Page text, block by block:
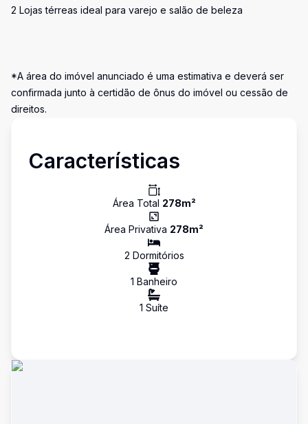
2 Lojas térreas ideal para varejo e salão de beleza
*A área do imóvel anunciado é uma estimativa e deverá ser
confirmada junto à certidão de ônus do imóvel ou cessão de
direitos.
Características
Área Total 278m²
Área Privativa 278m²
2 Dormitórios
1 Banheiro
1 Suíte